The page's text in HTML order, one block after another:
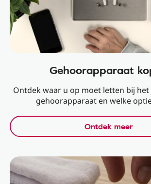
Gehoorapparaat
Ontdek waar u op moet letten bij het
gehoorapparaat en welke
Ontdek meer